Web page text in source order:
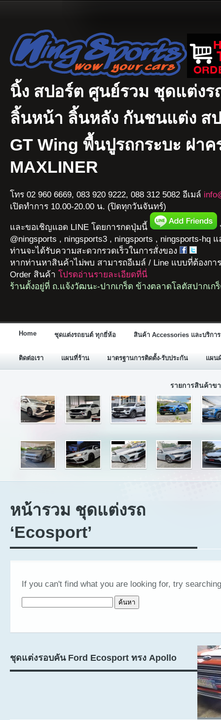
นิ้ง สปอร์ต ศูนย์รวม ชุดแต่งร
ลิ้นหน้า ลิ้นหลัง กันชนแต่ง สป
GT Wing พื้นปูรถกระบะ ฝาค
MAXLINER
โทร 02 960 6669, 083 920 9222, 088 312 5082 อีเมล์
เปิดทำการ 10.00-20.00 น. (ปิดทุกวันจันทร์)
และขอเชิญแอด LINE โดยการกดปุ่มนี้
@ningsports , ningsports3 , ningsports , ningsports-hq
ท่านจะได้รับความสะดวกรวดเร็วในการสั่งของ
หากท่านหาสินค้าไม่พบ สามารถอีเมล์ / Line แบบที่ต้องกา
Order สินค้า โปรดอ่านรายละเอียดที่นี่
ร้านตั้งอยู่ที่ ถ.แจ้งวัฒนะ-ปากเกร็ด ข้างตลาดโลตัสปากเก
Home ชุดแต่งรถยนต์ ทุกยี่ห้อ สินค้า Accessories และบริการ
ติดต่อเรา แผนที่ร้าน มาตรฐานการติดตั้ง-รับประกัน แผน
รายการสินค้าข
หน้ารวม ชุดแต่งรถ
‘Ecosport’
If you can't find what you are looking for, try
ชุดแต่งรอบคัน Ford Ecosport ทรง Apollo